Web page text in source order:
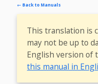
← Back to Manuals
This translation is
may not be up to
English version of
this manual in